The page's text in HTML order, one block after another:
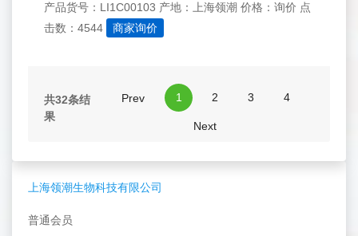
上海领潮生物科技有限公司
普通会员
产品货号：LI1C00103 产地：上海领潮 价格：询价 点
击数：4544
商家询价
共32条结
果
Prev 1 2 3 4
Next